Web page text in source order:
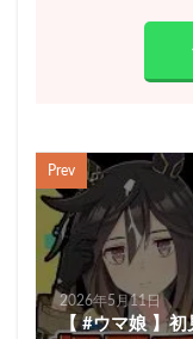
Prev
2026年5月11日
【 #ウマ娘 】